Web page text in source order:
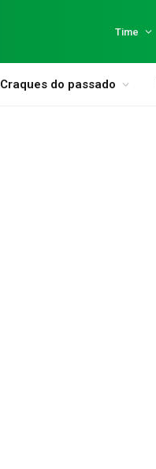
Time
Craques do passado